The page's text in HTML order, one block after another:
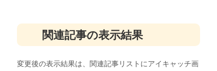
関連記事の表示結果
変更後の表示結果は、関連記事リストにアイキャッチ画